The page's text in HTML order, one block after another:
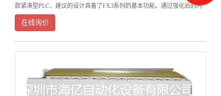
款紧凑型PLC，建议的设计具备了FX3系列的基本功能。通过强化后的内
置功能及灵活的扩展性，扩大了在各个领域中的应用。1、第三代标准
在线询价